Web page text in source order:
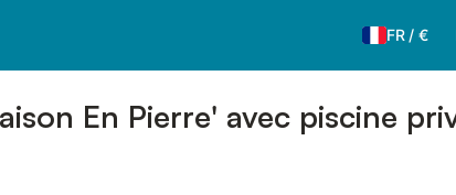
FR/€
En Pierre' avec piscine